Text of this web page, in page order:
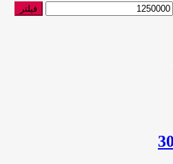
حداکثر
فیلتر